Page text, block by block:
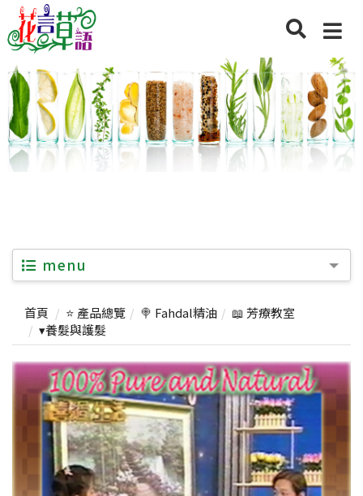
menu
首頁 ⭐ 產品總覽 🍭 Fahdal精油
📖 芳療教室
▾養髮與護髮